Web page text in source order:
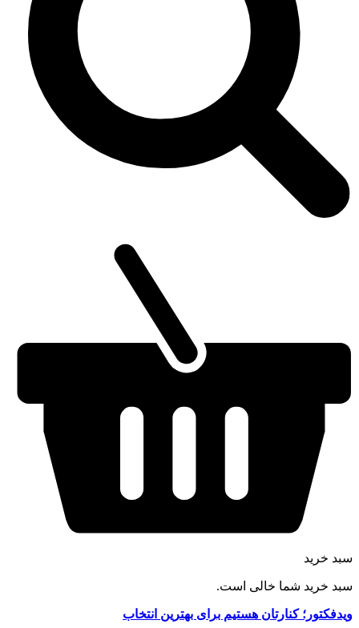
سبد خرید
سبد خرید شما خالی است.
ویدفکتور؛ کنارتان هستیم برای بهترین انتخاب